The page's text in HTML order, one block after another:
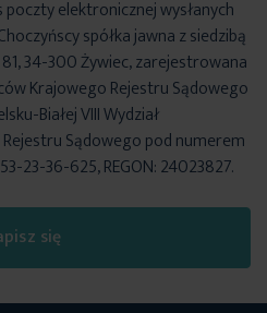
się
elektronicznej wysłanych
spółka jawna z siedzibą
34-300 Żywiec, zarejestrowana
Krajowego Rejestru Sądowego
Białej VIII Wydział
Sądowego pod numerem
23-36-625, REGON: 24023827.